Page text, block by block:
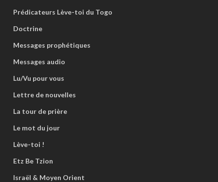
Prédicateurs Lève-toi du Togo
Doctrine
Messages prophétiques
Messages audio
Lu/Vu pour vous
Lettre de nouvelles
La tour de prière
Le mot du jour
Lève-toi !
Etz Be Tzion
Israël & Moyen Orient